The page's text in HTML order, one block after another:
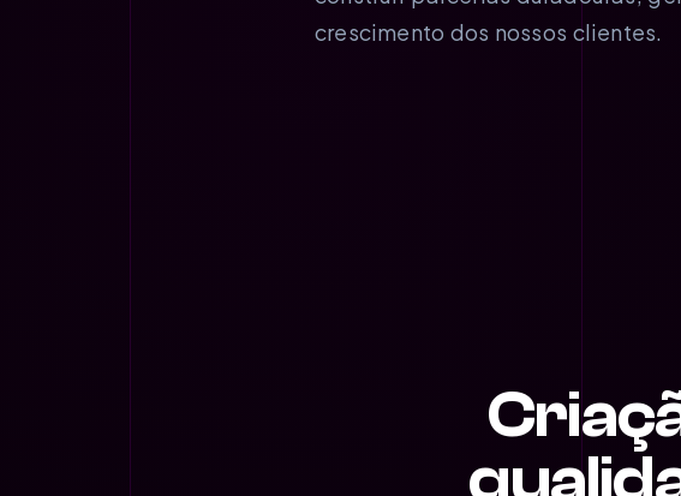
crescimento dos nossos clientes.